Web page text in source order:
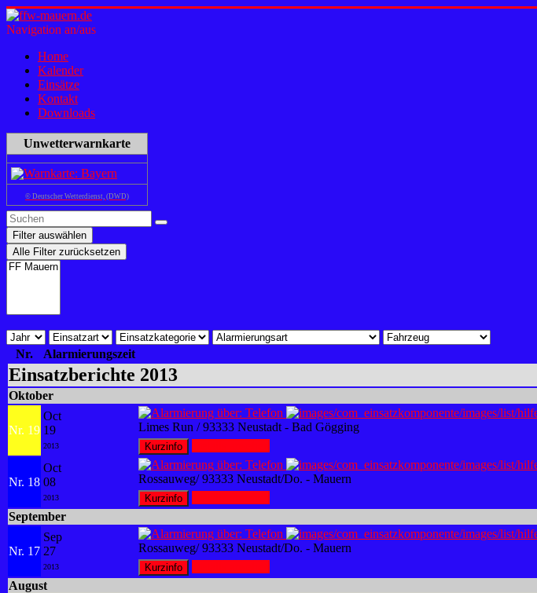
Navigation an/aus
Home
Kalender
Einsätze
Kontakt
Downloads
Unwetterwarnkarte
© Deutscher Wetterdienst, (DWD)
Filter auswählen
Alle Filter zurücksetzen
Nr. Alarmierungszeit
Einsatzberichte 2013
Oktober
Nr. 19
Oct
19
2013
Limes Run / 93333 Neustadt - Bad Gögging
Nr. 18
Oct
08
2013
Rossauweg/ 93333 Neustadt/Do. - Mauern
September
Nr. 17
Sep
27
2013
Rossauweg/ 93333 Neustadt/Do. - Mauern
August